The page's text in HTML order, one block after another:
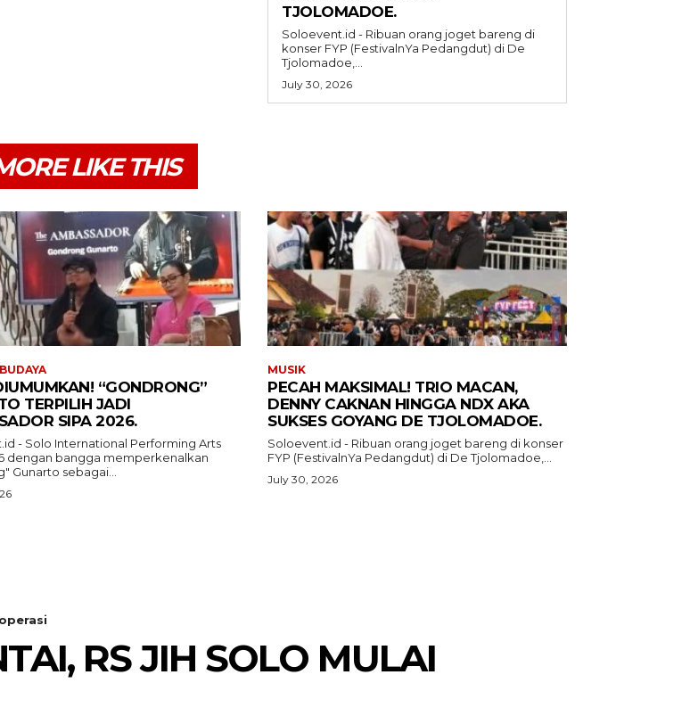
TJOLOMADOE.
Soloevent.id - Ribuan orang joget bareng di
konser FYP (FestivalnYa Pedangdut) di De
Tjolomadoe,...
July 30, 2026
LIKE THIS
“GONDRONG”
TERPILIH JADI
SIPA 2026.
- Solo International Performing Arts
dengan bangga memperkenalkan
Gunarto sebagai...
MUSIK
PECAH MAKSIMAL! TRIO MACAN,
DENNY CAKNAN HINGGA NDX AKA
SUKSES GOYANG DE TJOLOMADOE.
Soloevent.id - Ribuan orang joget bareng di konser
FYP (FestivalnYa Pedangdut) di De Tjolomadoe,...
July 30, 2026